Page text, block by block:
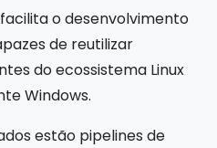
o desenvolvimento
de reutilizar
do ecossistema Linux
Windows.
estão pipelines de